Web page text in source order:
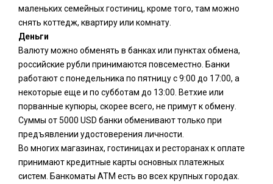
маленьких семейных гостиниц, кроме того, там можно
снять коттедж, квартиру или комнату.
Деньги
Валюту можно обменять в банках или пунктах обмена,
российские рубли принимаются повсеместно. Банки
работают с понедельника по пятницу с 9:00 до 17:00, а
некоторые еще и по субботам до 13:00. Ветхие или
порванные купюры, скорее всего, не примут к обмену.
Суммы от 5000 USD банки обменивают только при
предъявлении удостоверения личности.
Во многих магазинах, гостиницах и ресторанах к оплате
принимают кредитные карты основных платежных
систем. Банкоматы ATM есть во всех крупных городах.